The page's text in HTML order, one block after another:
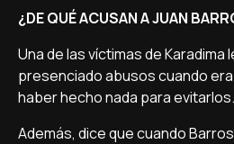
¿DE QUÉ ACUSAN A JUAN
Una de las víctimas de Karadima
presenciado abusos cuando
haber hecho nada para evitarlos.
Además, dice que cuando